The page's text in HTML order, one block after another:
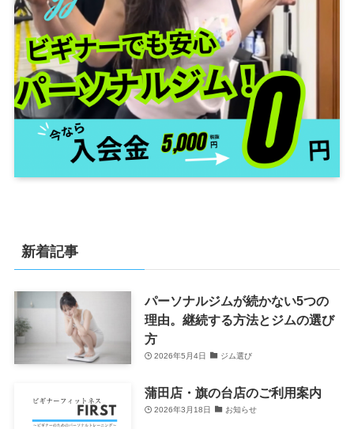
新着記事
パーソナルジムが続かない5つの
理由。継続する方法とジムの選び
方
2026年5月4日 ジム選び
蒲田店・旗の台店のご利用案内
2026年3月18日 お知らせ